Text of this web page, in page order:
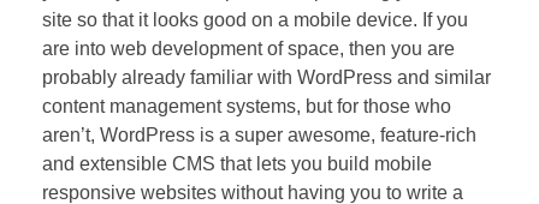
site so that it looks good on a mobile device. If you
are into web development of space, then you are
probably already familiar with WordPress and similar
content management systems, but for those who
aren’t, WordPress is a super awesome, feature-rich
and extensible CMS that lets you build mobile
responsive websites without having you to write a